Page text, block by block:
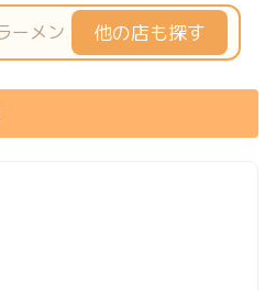
他の店も探す